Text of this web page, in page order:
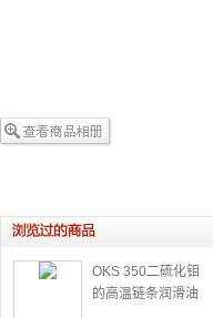
OKS 350二硫化钼
的高温链条润滑油